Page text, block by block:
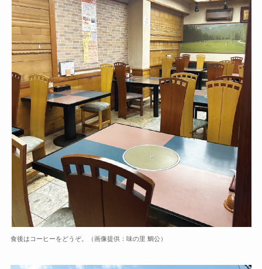
食後はコーヒーをどうぞ。（画像提供：味の里 鯛公）